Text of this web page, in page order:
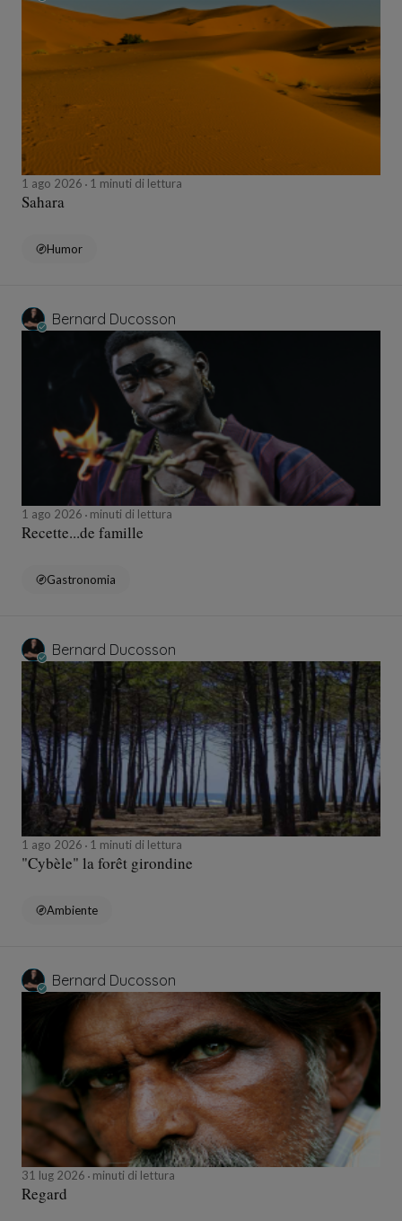
1 ago 2026 1 minuti di lettura
Sahara
Humor
Bernard Ducosson
1 ago 2026 minuti di lettura
Recette...de famille
Gastronomia
Bernard Ducosson
1 ago 2026 1 minuti di lettura
"Cybèle" la forêt girondine
Ambiente
Bernard Ducosson
31 lug 2026 minuti di lettura
Regard